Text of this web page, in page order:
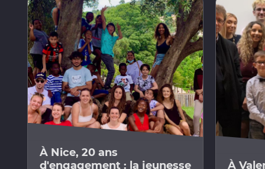
À Nice, 20 ans
d'engagement : la jeunesse
À